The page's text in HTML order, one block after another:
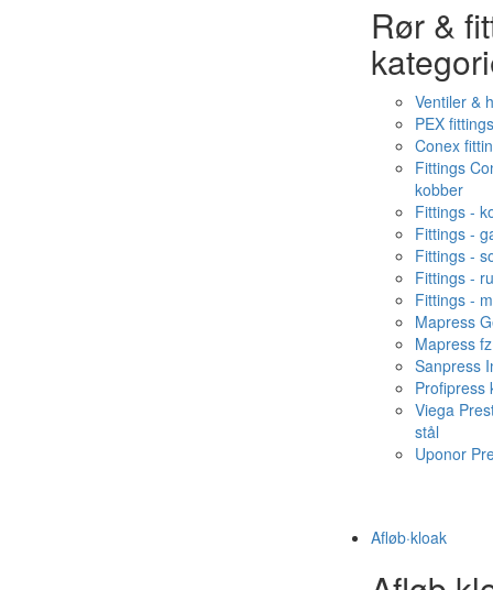
Rør &
Ventiler &
PEX fittings
Conex
Fittings
kobber
Fittings -
Fittings -
Fittings -
Fittings -
Fittings -
Mapress
Mapress fz
Sanpress
Profipress
Viega
stål
Uponor
Afløb·kloak